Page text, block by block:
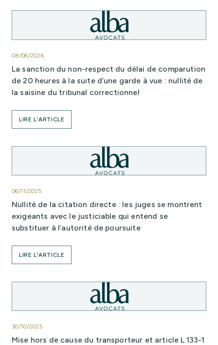
08/06/2026
La sanction du non-respect du délai de comparution
de 20 heures à la suite d’une garde à vue : nullité de
la saisine du tribunal correctionnel
LIRE L'ARTICLE
06/11/2025
Nullité de la citation directe : les juges se montrent
exigeants avec le justiciable qui entend se
substituer à l’autorité de poursuite
LIRE L'ARTICLE
30/10/2025
Mise hors de cause du transporteur et article L.133-1